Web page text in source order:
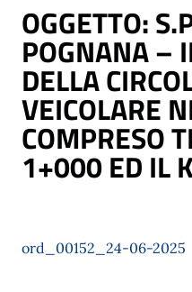
OGGETTO:
POGNANA –
DELLA
VEICOLARE
COMPRESO
1+000 ED IL
ord_00152_24-06-2025